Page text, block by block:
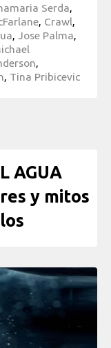
Serda,
, Crawl,
, Jose Palma,
,
, Tina Pribicevic
AGUA
y mitos